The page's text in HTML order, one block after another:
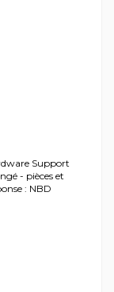
Support
- pièces et
: NBD